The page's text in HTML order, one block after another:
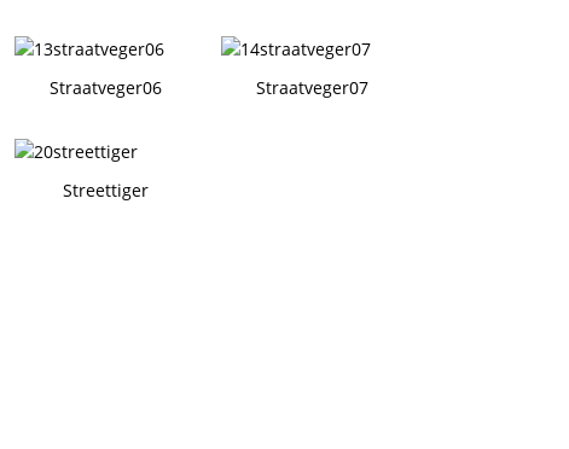
Straatveger06 Straatveger07
Streettiger